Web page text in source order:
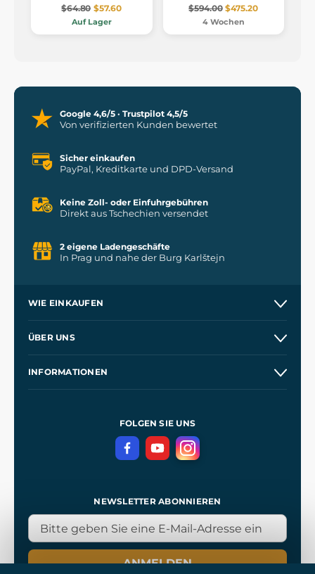
$64.80 $57.60
Auf Lager
$594.00 $475.20
4 Wochen
Google 4,6/5 · Trustpilot 4,5/5
Von verifizierten Kunden bewertet
Sicher einkaufen
PayPal, Kreditkarte und DPD-Versand
Keine Zoll- oder Einfuhrgebühren
Direkt aus Tschechien versendet
2 eigene Ladengeschäfte
In Prag und nahe der Burg Karlštejn
WIE EINKAUFEN
Kontakt
ÜBER UNS
INFORMATIONEN
DatenschutzerklärungFOLGEN SIE UNS
NEWSLETTER ABONNIEREN
ANMELDEN